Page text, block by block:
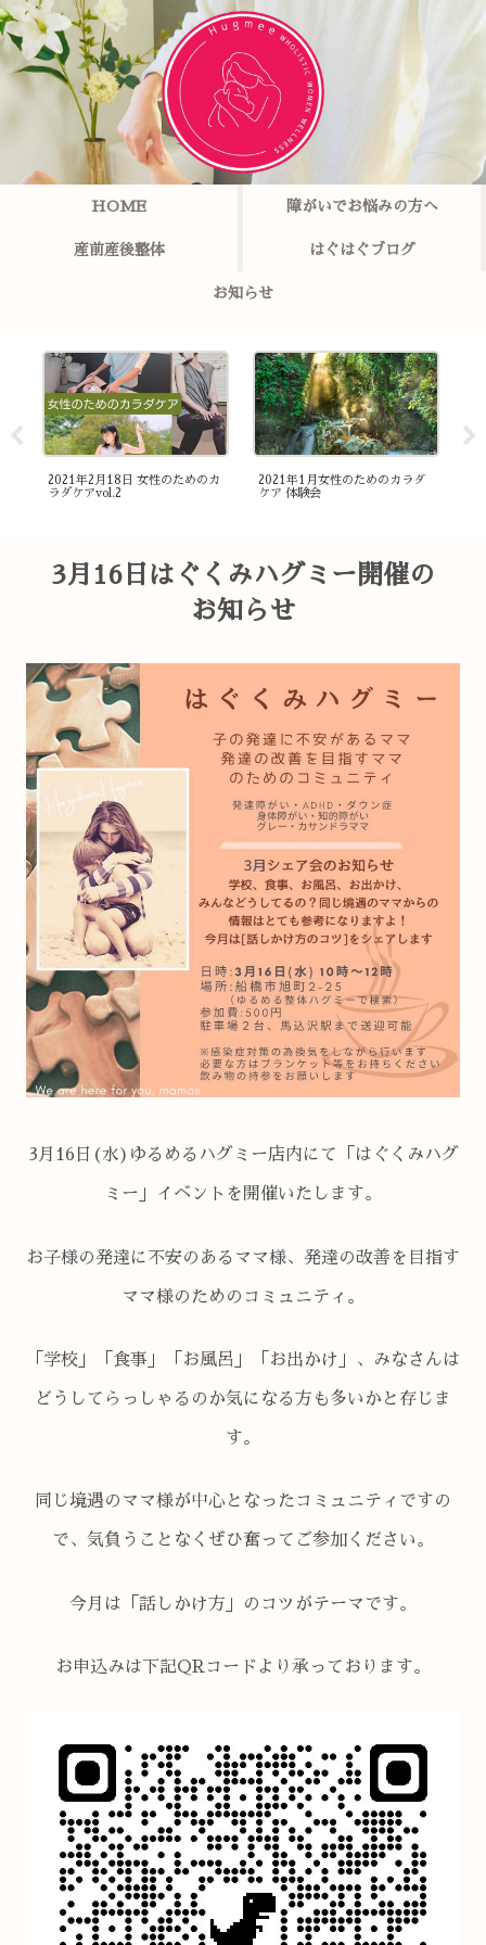
HOME 障がいでお悩みの方へ
産前産後整体 はぐはぐブログ
お知らせ
2021年2月18日 女性のためのカ
ラダケアvol.2
2021年1月女性のためのカラダ
ケア 体験会
3月16日はぐくみハグミー開催の
お知らせ
3月16日(水)ゆるめるハグミー店内にて「はぐくみハグ
ミー」イベントを開催いたします。
お子様の発達に不安のあるママ様、発達の改善を目指す
ママ様のためのコミュニティ。
「学校」「食事」「お風呂」「お出かけ」、みなさんは
どうしてらっしゃるのか気になる方も多いかと存じま
す。
同じ境遇のママ様が中心となったコミュニティですの
で、気負うことなくぜひ奮ってご参加ください。
今月は「話しかけ方」のコツがテーマです。
お申込みは下記QRコードより承っております。